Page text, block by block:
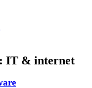
IT & internet